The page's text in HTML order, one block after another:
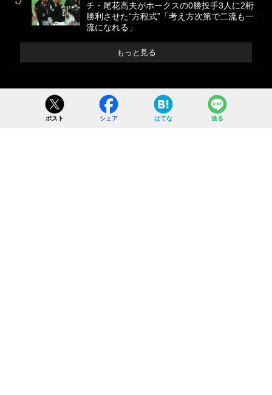
チ・尾花高夫がホークスの0勝投手3人に2桁
勝利させた“方程式”「考え方次第で二流も一
流になれる」
もっと見る
ポスト シェア はてな 送る